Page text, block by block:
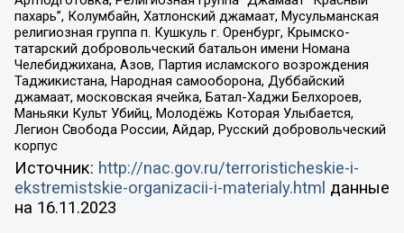
пахарь”, Колумбайн, Хатлонский джамаат, Мусульманская
религиозная группа п. Кушкуль г. Оренбург, Крымско-
татарский добровольческий батальон имени Номана
Челебиджихана, Азов, Партия исламского возрождения
Таджикистана, Народная самооборона, Дуббайский
джамаат, московская ячейка, Батал-Хаджи Белхороев,
Маньяки Культ Убийц, Молодёжь Которая Улыбается,
Легион Свобода России, Айдар, Русский добровольческий
корпус
Источник: http://nac.gov.ru/terroristicheskie-i-
ekstremistskie-organizacii-i-materialy.html данные
на 16.11.2023